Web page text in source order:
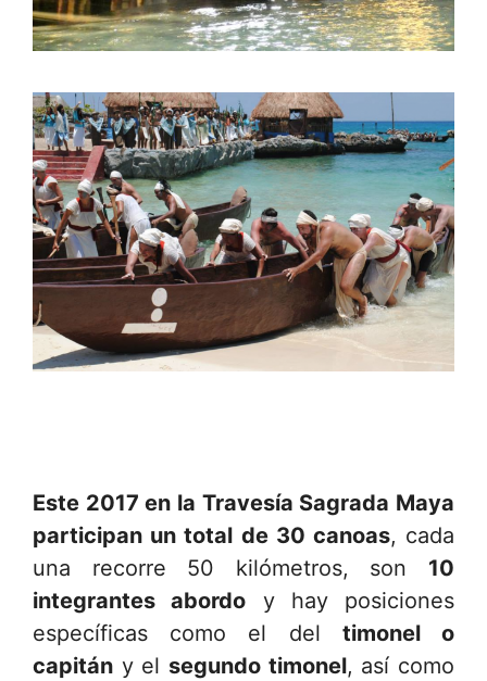
Este 2017 en la Travesía Sagrada Maya
participan un total de 30 canoas, cada
una recorre 50 kilómetros, son 10
integrantes abordo y hay posiciones
específicas como el del timonel o
capitán y el segundo timonel, así como